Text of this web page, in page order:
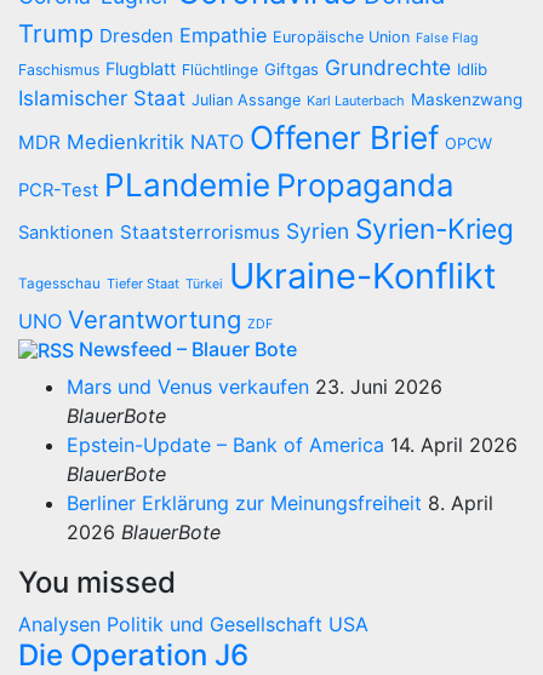
Trump Dresden Empathie Europäische Union False Flag
Faschismus Flugblatt Flüchtlinge Giftgas Grundrechte Idlib
Islamischer Staat Julian Assange Karl Lauterbach Maskenzwang
MDR Medienkritik NATO Offener Brief OPCW
PCR-Test PLandemie Propaganda
Sanktionen Staatsterrorismus Syrien Syrien-Krieg
Tagesschau Tiefer Staat Türkei Ukraine-Konflikt
UNO Verantwortung ZDF
Newsfeed – Blauer Bote
Mars und Venus verkaufen 23. Juni 2026
BlauerBote
Epstein-Update – Bank of America 14. April 2026
BlauerBote
Berliner Erklärung zur Meinungsfreiheit 8. April
2026 BlauerBote
You missed
Analysen Politik und Gesellschaft USA
Die Operation J6